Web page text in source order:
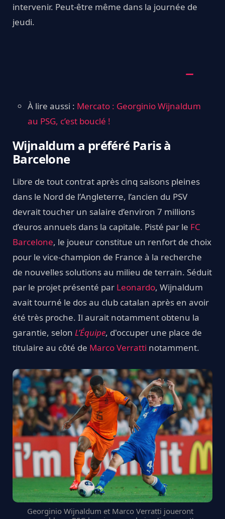
intervenir. Peut-être même dans la journée de
jeudi.
À lire aussi : Mercato : Georginio Wijnaldum
au PSG, c’est bouclé !
Wijnaldum a préféré Paris à
Barcelone
Libre de tout contrat après cinq saisons pleines
dans le Nord de l’Angleterre, l’ancien du PSV
devrait toucher un salaire d’environ 7 millions
d’euros annuels dans la capitale. Pisté par le FC
Barcelone, le joueur constitue un renfort de choix
pour le vice-champion de France à la recherche
de nouvelles solutions au milieu de terrain. Séduit
par le projet présenté par Leonardo, Wijnaldum
avait tourné le dos au club catalan après en avoir
été très proche. Il aurait notamment obtenu la
garantie, selon L’Équipe, d'occuper une place de
titulaire au côté de Marco Verratti notamment.
Georginio Wijnaldum et Marco Verratti joueront